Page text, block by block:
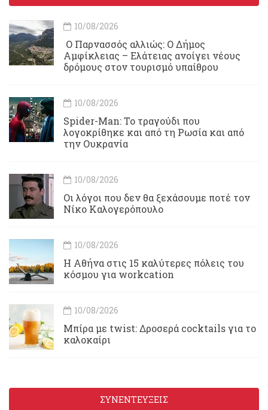
10/08/2026
Ο Παρνασσός αλλιώς: Ο Δήμος
Αμφίκλειας – Ελάτειας ανοίγει νέους
δρόμους στον τουρισμό υπαίθρου
10/08/2026
Spider-Man: Το τραγούδι που
λογοκρίθηκε και από τη Ρωσία και από
την Ουκρανία
10/08/2026
Οι λόγοι που δεν θα ξεχάσουμε ποτέ τον
Νίκο Καλογερόπουλο
10/08/2026
Η Αθήνα στις 15 καλύτερες πόλεις του
κόσμου για workcation
10/08/2026
Μπίρα με twist: Δροσερά cocktails για το
καλοκαίρι
ΣΥΝΕΝΤΕΥΞΕΙΣ